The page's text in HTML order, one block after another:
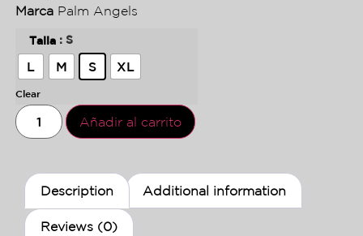
Marca Palm Angels
Talla : S
L M S XL
Clear
Añadir al carrito
Description Additional information
Reviews (0)